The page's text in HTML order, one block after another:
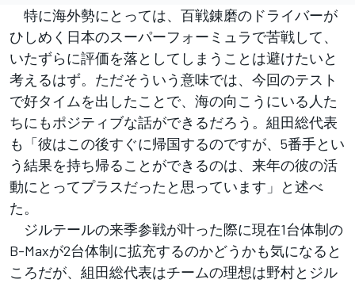
特に海外勢にとっては、百戦錬磨のドライバーが
ひしめく日本のスーパーフォーミュラで苦戦して、
いたずらに評価を落としてしまうことは避けたいと
考えるはず。ただそういう意味では、今回のテスト
で好タイムを出したことで、海の向こうにいる人た
ちにもポジティブな話ができるだろう。組田総代表
も「彼はこの後すぐに帰国するのですが、5番手とい
う結果を持ち帰ることができるのは、来年の彼の活
動にとってプラスだったと思っています」と述べ
た。
ジルテールの来季参戦が叶った際に現在1台体制の
B-Maxが2台体制に拡充するのかどうかも気になると
ころだが、組田総代表はチームの理想は野村とジル